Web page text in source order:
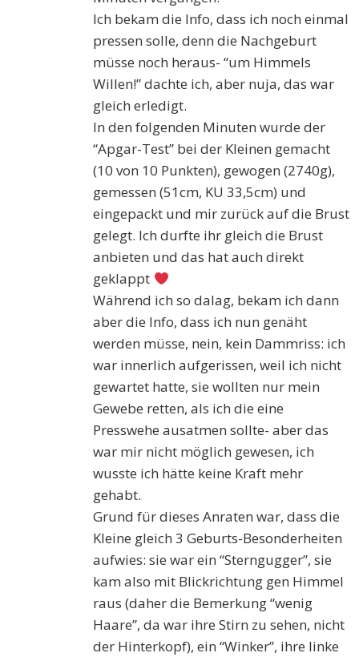
Ich bekam die Info, dass ich noch einmal
pressen solle, denn die Nachgeburt
müsse noch heraus- “um Himmels
Willen!” dachte ich, aber nuja, das war
gleich erledigt.
In den folgenden Minuten wurde der
“Apgar-Test” bei der Kleinen gemacht
(10 von 10 Punkten), gewogen (2740g),
gemessen (51cm, KU 33,5cm) und
eingepackt und mir zurück auf die Brust
gelegt. Ich durfte ihr gleich die Brust
anbieten und das hat auch direkt
geklappt
Während ich so dalag, bekam ich dann
aber die Info, dass ich nun genäht
werden müsse, nein, kein Dammriss: ich
war innerlich aufgerissen, weil ich nicht
gewartet hatte, sie wollten nur mein
Gewebe retten, als ich die eine
Presswehe ausatmen sollte- aber das
war mir nicht möglich gewesen, ich
wusste ich hätte keine Kraft mehr
gehabt.
Grund für dieses Anraten war, dass die
Kleine gleich 3 Geburts-Besonderheiten
aufwies: sie war ein “Sterngugger”, sie
kam also mit Blickrichtung gen Himmel
raus (daher die Bemerkung “wenig
Haare”, da war ihre Stirn zu sehen, nicht
der Hinterkopf), ein “Winker”, ihre linke